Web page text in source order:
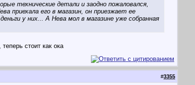
технические детали и заодно пожаловался,
приехала его в магазин, он приезжает ее
у них... А Нева мол в магазине уже собранная
стоит как ока
#3355